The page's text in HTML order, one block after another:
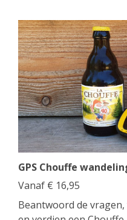
GPS Chouffe
Vanaf € 16,95
Beantwoord de